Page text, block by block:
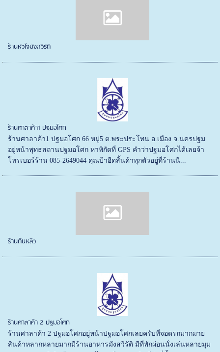
ร้านหัวใจมังสวิรัติ
ร้านศาลาค้า1 ปฐมอโศก
ร้านศาลาค้า1 ปฐมอโศก 66 หมู่5 ต.พระประโทน อ.เมือง จ.นครปฐม
อยู่หน้าพุทธสถานปฐมอโศก หาพิกัดที่ GPS คำว่าปฐมอโศกได้เลยจ้า
โทรเบอร์ร้าน 085-2649044 คุณป้าอีดสิ้นค้าทุกตัวอยู่ที่ร้านนี...
ร้านต้นหลิว
ร้านศาลาค้า 2 ปฐมอโศก
ร้านศาลาค้า 2 ปฐมอโศกอยู่หน้าปฐมอโศกเลยครับที่จอดรถมากมาย
สินค้าหลากหลายมากมีร้านอาหารมังสวิรัติ มีที่พักผ่อนนั่งเล่นหลายมุม